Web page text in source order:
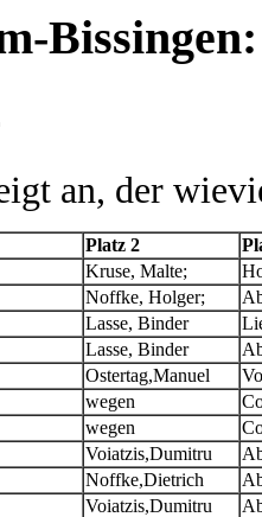
an, der
Platz 2
Kruse, Malte;
Noffke, Holger;
Lasse, Binder
Lasse, Binder
Ostertag,Manuel
wegen
wegen
Voiatzis,Dumitru
Noffke,Dietrich
Voiatzis,Dumitru